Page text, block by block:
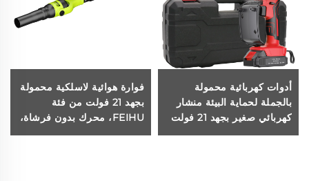
أدوات كهربائية محمولة
بالجملة لحماية البيئة منشار
كهربائي صغير بجهد 21 فولت
فوارة هوائية لاسلكية محمولة
بجهد 21 فولت من فئة
FEIHU، محرك بدون فرشاة،